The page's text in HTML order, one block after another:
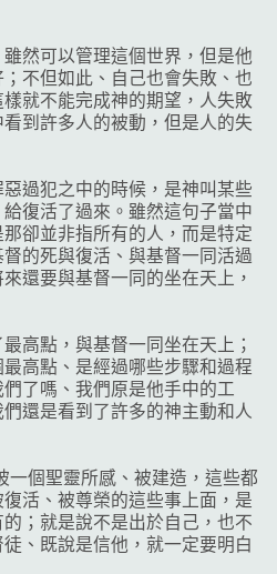
然可以管理這個世界，但是他
不但如此、自己也會失敗、也
就不能完成神的期望，人失敗
到許多人的被動，但是人的失
過犯之中的時候，是神叫某些
復活了過來。雖然這句子當中
卻並非指所有的人，而是特定
的死與復活、與基督一同活過
還要與基督一同的坐在天上，
高點，與基督一同坐在天上；
高點、是經過哪些步驟和過程
了嗎、我們原是他手中的工
還是看到了許多的神主動和人
一個聖靈所感、被建造，這些都
活、被尊榮的這些事上面，是
；就是說不是出於自己，也不
、既說是信他，就一定要明白